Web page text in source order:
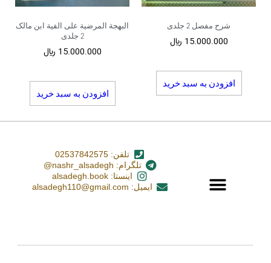
شرح مفصل 2 جلدی
15.000.000 ﷼
افزودن به سبد خرید
البهجة المرضیة علی الفیة ابن مالک
2 جلدی
15.000.000 ﷼
افزودن به سبد خرید
تلفن: 02537842575
تلگرام: nashr_alsadegh@
اینستا: alsadegh.book
ایمیل: alsadegh110@gmail.com